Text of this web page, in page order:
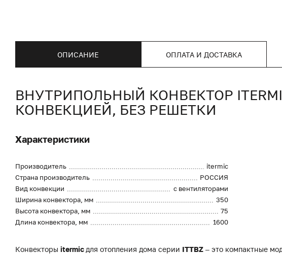
ОПИСАНИЕ ОПЛАТА И ДОСТАВКА
ВНУТРИПОЛЬНЫЙ КОНВЕКТОР
КОНВЕКЦИЕЙ, БЕЗ РЕШЕТКИ
Характеристики
Производитель
itermic
Страна производитель
РОССИЯ
Вид конвекции
с вентиляторами
Ширина конвектора, мм
350
Высота конвектора, мм
75
Длина конвектора, мм
1600
Конвекторы itermic для отопления дома серии ITTBZ – это компактные